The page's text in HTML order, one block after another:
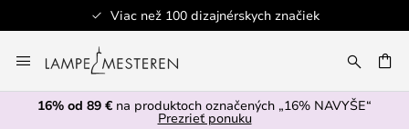
Viac než 100 dizajnérskych značiek
to
Content
16% od 89 € na produktoch označených „16% NAVYŠE“
Prezrieť ponuku